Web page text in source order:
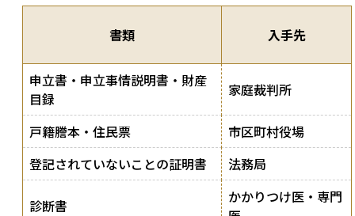
書類 入手先
申立書・申立事情説明書・財産
目録
家庭裁判所
戸籍謄本・住民票
市区町村役場
登記されていないことの証明書
法務局
診断書
かかりつけ医・専門